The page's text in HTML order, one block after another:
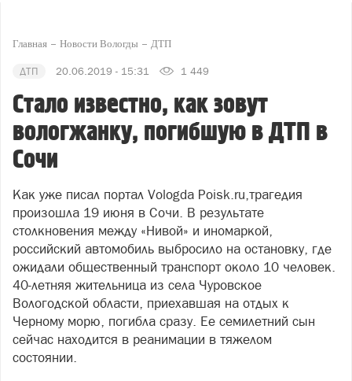
Главная Новости Вологды ДТП
ДТП 20.06.2019 - 15:31 1 449
Стало известно, как зовут
вологжанку, погибшую в ДТП в
Сочи
Как уже писал портал Vologda Poisk.ru,трагедия
произошла 19 июня в Сочи. В результате
столкновения между «Нивой» и иномаркой,
российский автомобиль выбросило на остановку, где
ожидали общественный транспорт около 10 человек.
40-летняя жительница из села Чуровское
Вологодской области, приехавшая на отдых к
Черному морю, погибла сразу. Ее семилетний сын
сейчас находится в реанимации в тяжелом
состоянии.